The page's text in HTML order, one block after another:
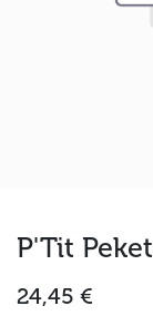
P'Tit Peket
24,45 €